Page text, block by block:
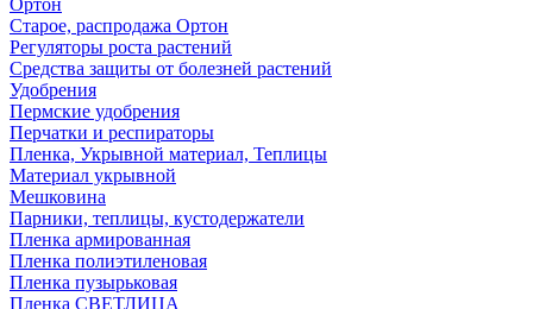
Ортон
Старое, распродажа Ортон
Регуляторы роста растений
Средства защиты от болезней растений
Удобрения
Пермские удобрения
Перчатки и респираторы
Пленка, Укрывной материал, Теплицы
Материал укрывной
Мешковина
Парники, теплицы, кустодержатели
Пленка армированная
Пленка полиэтиленовая
Пленка пузырьковая
Пленка СВЕТЛИЦА